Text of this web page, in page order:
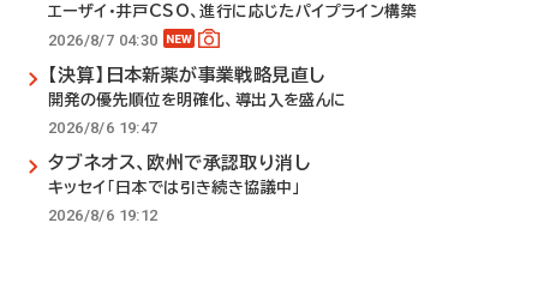
エーザイ・井戸CSO、進行に応じたパイプライン構築
2026/8/7 04:30
【決算】日本新薬が事業戦略見直し
開発の優先順位を明確化、導出入を盛んに
2026/8/6 19:47
タブネオス、欧州で承認取り消し
キッセイ「日本では引き続き協議中」
2026/8/6 19:12